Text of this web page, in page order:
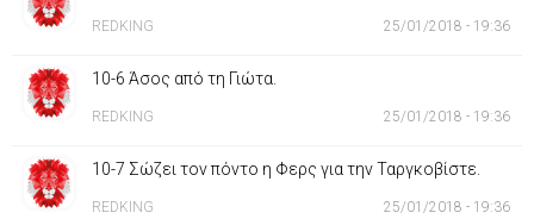
REDKING 25/01/2018 - 19:36
10-6 Άσος από τη Γιώτα.
REDKING 25/01/2018 - 19:36
10-7 Σώζει τον πόντο η Φερς για την Ταργκοβίστε.
REDKING 25/01/2018 - 19:36